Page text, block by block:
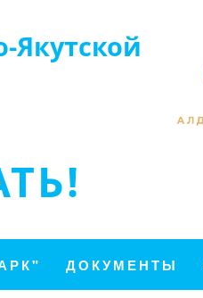
Якутской
ДОКУМЕНТЫ